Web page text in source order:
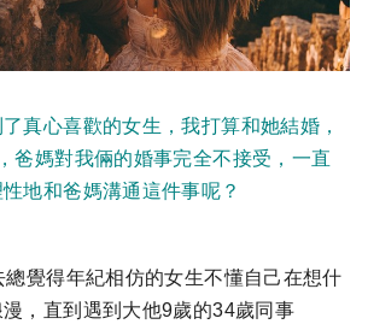
真心喜歡的女生，我打算和她結婚，
爸媽對我倆的婚事完全不接受，一直
地和爸媽溝通這件事呢？
覺得年紀相仿的女生不懂自己在想什
，直到遇到大他9歲的34歲同事